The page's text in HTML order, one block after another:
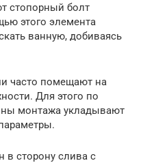
стопорный болт
этого элемента
ванную, добиваясь
часто помещают на
Для этого по
монтажа укладывают
в сторону слива с